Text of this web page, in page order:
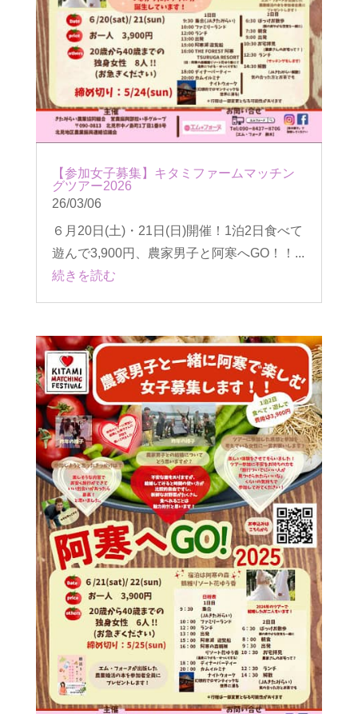
【参加女子募集】キタミファームマッチン
グツアー2026
26/03/06
６月20日(土)・21日(日)開催！1泊2日食べて
遊んで3,900円、農家男子と阿寒へGO！！...
続きを読む